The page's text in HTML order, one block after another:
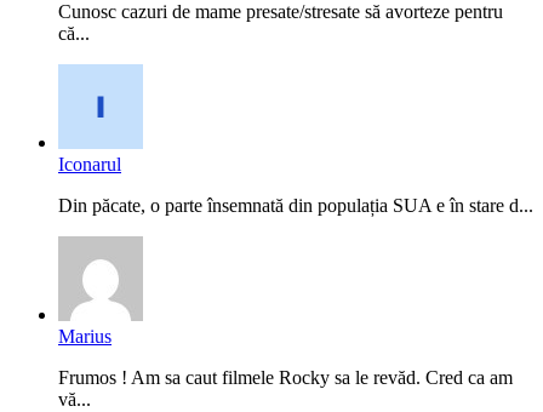
Cunosc cazuri de mame presate/stresate să avorteze pentru
că...
Iconarul
Din păcate, o parte însemnată din populația SUA e în stare d...
Marius
Frumos ! Am sa caut filmele Rocky sa le revăd. Cred ca am
vă...